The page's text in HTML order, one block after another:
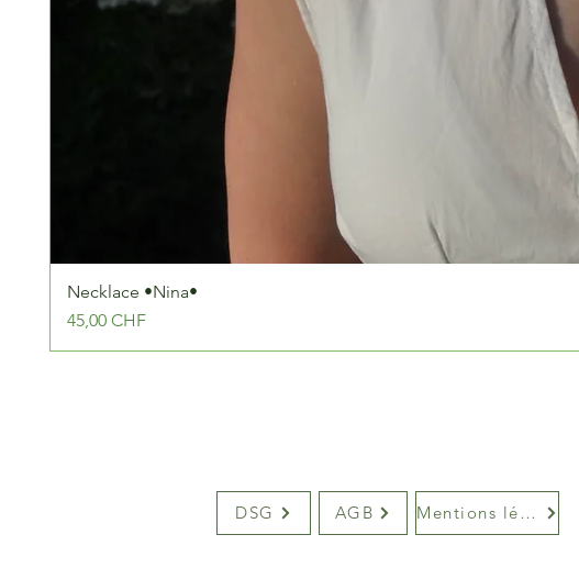
Necklace •Nina•
Prix
45,00 CHF
DSG AGB Mentions légales